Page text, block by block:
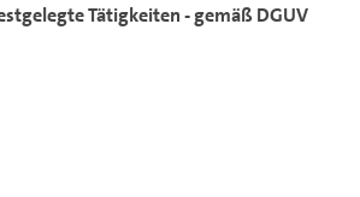
Tätigkeiten - gemäß DGUV